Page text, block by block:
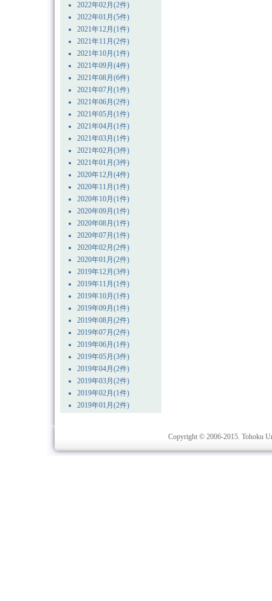
2022年02月(2件)
2022年01月(5件)
2021年12月(1件)
2021年11月(2件)
2021年10月(1件)
2021年09月(4件)
2021年08月(6件)
2021年07月(1件)
2021年06月(2件)
2021年05月(1件)
2021年04月(1件)
2021年03月(1件)
2021年02月(3件)
2021年01月(3件)
2020年12月(4件)
2020年11月(1件)
2020年10月(1件)
2020年09月(1件)
2020年08月(1件)
2020年07月(1件)
2020年02月(2件)
2020年01月(2件)
2019年12月(3件)
2019年11月(1件)
2019年10月(1件)
2019年09月(1件)
2019年08月(2件)
2019年07月(2件)
2019年06月(1件)
2019年05月(3件)
2019年04月(2件)
2019年03月(2件)
2019年02月(1件)
2019年01月(2件)
Copyright © 2006-2015. Tohoku